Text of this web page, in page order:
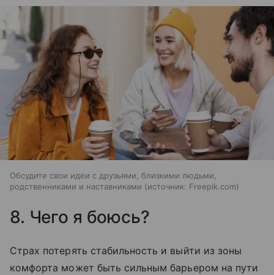
Обсудите свои идеи с друзьями, близкими людьми,
родственниками и наставниками
источник: Freepik.com
8. Чего я боюсь?
Страх потерять стабильность и выйти из зоны
комфорта может быть сильным барьером на пути